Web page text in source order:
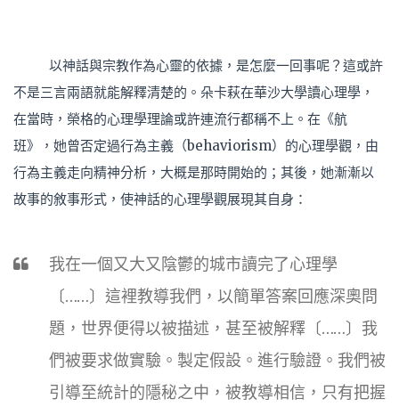
以神話與宗教作為心靈的依據，是怎麼一回事呢？這或許
不是三言兩語就能解釋清楚的。朵卡萩在華沙大學讀心理學，
在當時，榮格的心理學理論或許連流行都稱不上。在《航
班》，她曾否定過行為主義（behaviorism）的心理學觀，由
行為主義走向精神分析，大概是那時開始的；其後，她漸漸以
故事的敘事形式，使神話的心理學觀展現其自身：
我在一個又大又陰鬱的城市讀完了心理學
〔……〕這裡教導我們，以簡單答案回應深奧問
題，世界便得以被描述，甚至被解釋〔……〕我
們被要求做實驗。製定假設。進行驗證。我們被
引導至統計的隱秘之中，被教導相信，只有把握